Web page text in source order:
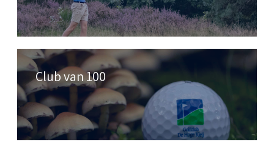
Club van 100